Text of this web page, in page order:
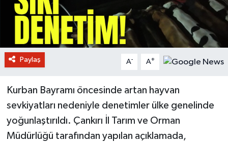
Paylaş A- A+
Kurban Bayramı öncesinde artan hayvan
sevkiyatları nedeniyle denetimler ülke genelinde
yoğunlaştırıldı. Çankırı İl Tarım ve Orman
Müdürlüğü tarafından yapılan açıklamada,